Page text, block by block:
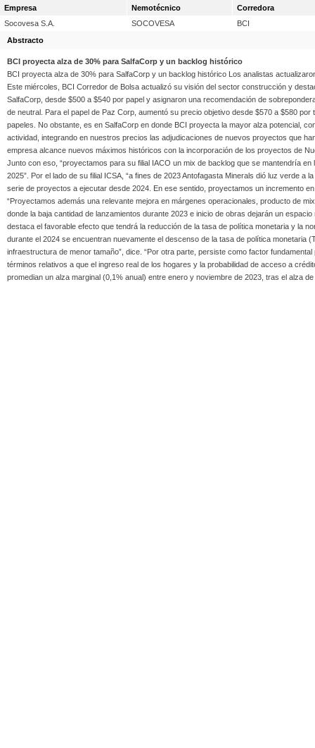
Empresa Nemotécnico
Corredora
Socovesa S.A.
SOCOVESA
BCI
Abstracto
BCI proyecta alza de 30% para SalfaCorp y un backlog histórico
BCI proyecta alza de 30% para SalfaCorp y un backlog histórico Los analistas
Este miércoles, BCI Corredor de Bolsa actualizó su visión del sector construcción y
SalfaCorp, desde $500 a $540 por papel y asignaron una recomendación de
de neutral. Para el papel de Paz Corp, aumentó su precio objetivo desde $570 a $580
papeles. No obstante, es en SalfaCorp en donde BCI proyecta la mayor alza potencial,
actividad, integrando en nuestros precios las adjudicaciones de nuevos proyectos que
empresa alcance nuevos máximos históricos con la incorporación de los proyectos de
Junto con eso, “proyectamos para su filial IACO un mix de backlog que se mantendría
2025”. Por el lado de su filial ICSA, “a fines de 2023 Antofagasta Minerals dió luz verde
serie de proyectos a ejecutar desde 2024. En ese sentido, proyectamos un incremento
“Proyectamos además una relevante mejora en márgenes operacionales, producto de
donde la baja cantidad de lanzamientos durante 2023 e inicio de obras dejarán un
destaca el favorable efecto que tendrá la reducción de la tasa de política monetaria y la
durante el 2024 se encuentran nuevamente el descenso de la tasa de política
infraestructura de menor tamaño”, dice. “Por otra parte, persiste como factor
términos relativos a que el ingreso real de los hogares y la probabilidad de acceso a
promedian un alza marginal (0,1% anual) entre enero y noviembre de 2023, tras el alza